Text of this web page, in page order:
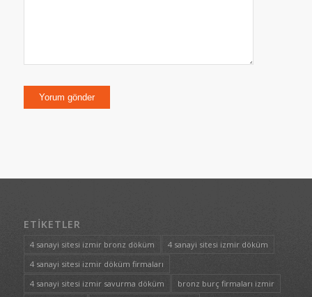
ETIKETLER
4 sanayi sitesi izmir bronz döküm
4 sanayi sitesi izmir döküm
4 sanayi sitesi izmir döküm firmaları
4 sanayi sitesi izmir savurma döküm
bronz burç firmaları izmir